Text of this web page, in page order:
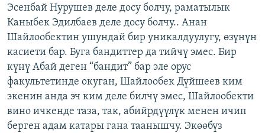
Эсенбай Нурушев деле досу болчу, раматылык
Каныбек Эдилбаев деле досу болчу.. Анан
Шайлообектин ушундай бир уникалдуулугу, өзүнүн
касиети бар. Буга бандиттер да тийчү эмес. Бир
күнү Абай деген “бандит” бар эле орус
факультетинде окуган, Шайлообек Дүйшеев ким
экенин анда эч ким деле билчү эмес, Шайлообекти
вино ичкенде таза, так, абийрдүүлүк менен ичип
берген адам катары гана таанышчу. Экөөбүз